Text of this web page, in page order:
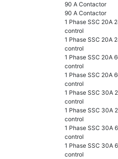
90 A Contactor
90 A Contactor
1 Phase SSC 20A
control
1 Phase SSC 20A
control
1 Phase SSC 20A
control
1 Phase SSC 20A
control
1 Phase SSC 30A
control
1 Phase SSC 30A
control
1 Phase SSC 30A
control
1 Phase SSC 30A
control